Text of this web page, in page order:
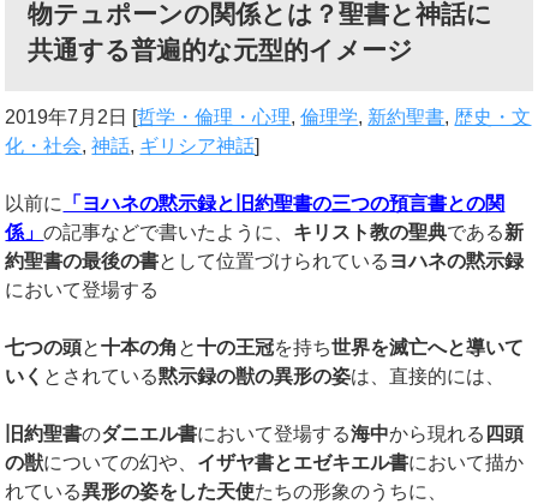
物テュポーンの関係とは？聖書と神話に
共通する普遍的な元型的イメージ
2019年7月2日 [哲学・倫理・心理,倫理学, 新約聖書, 歴史・文
化・社会,神話, ギリシア神話]
以前に
「ヨハネの黙示録と旧約聖書の三つの預言書との関
係」の記事などで書いたように、 キリスト教の聖典である新
約聖書の最後の書として位置づけられている ヨハネの黙示録
において登場する
七つの頭と十本の角 と十の王冠を持ち世界を滅亡へと導いて
いく とされている黙示録の獣の異形の姿は、直接的には、
旧約聖書のダニエル書において登場する海中から現れる 四頭
の獣についての幻や、 イザヤ書とエゼキエル書において描か
れている異形の姿をした天使たちの形象のうちに、